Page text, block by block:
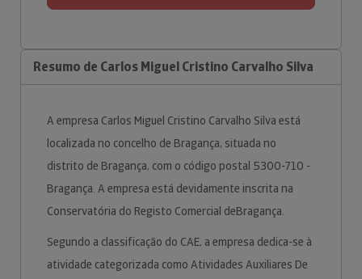
Resumo de Carlos Miguel Cristino Carvalho Silva
A empresa Carlos Miguel Cristino Carvalho Silva está
localizada no concelho de Bragança, situada no
distrito de Bragança, com o código postal 5300-710 -
Bragança. A empresa está devidamente inscrita na
Conservatória do Registo Comercial deBragança.
Segundo a classificação do CAE, a empresa dedica-se à
atividade categorizada como Atividades Auxiliares De